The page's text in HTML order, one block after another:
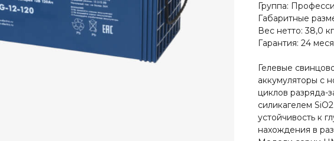
Группа:
Габаритные
Вес нетто: 38,0 кг
Гарантия: 24
Гелевые
аккумуляторы с
циклов разряда-
силикагелем
устойчивость к
нахождения в